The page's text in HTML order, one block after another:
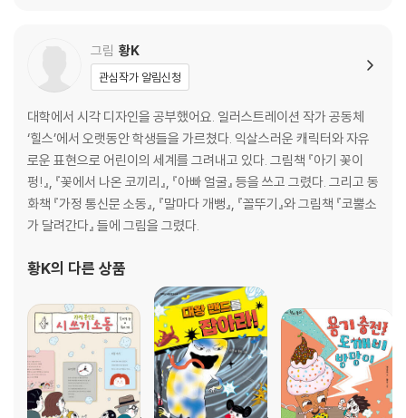
그림 황K
관심작가 알림신청
대학에서 시각 디자인을 공부했어요. 일러스트레이션 작가 공동체
‘힐스’에서 오랫동안 학생들을 가르쳤다. 익살스러운 캐릭터와 자유
로운 표현으로 어린이의 세계를 그려내고 있다. 그림책 『아기 꽃이
펑!』, 『꽃에서 나온 코끼리』, 『아빠 얼굴』 등을 쓰고 그렸다. 그리고 동
화책 『가정 통신문 소동』, 『말마다 개뻥』, 『꼴뚜기』와 그림책 『코뿔소
가 달려간다』 들에 그림을 그렸다.
황K의 다른 상품